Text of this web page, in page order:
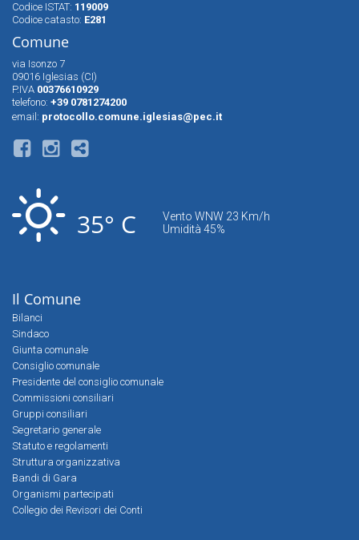
Codice ISTAT: 119009
Codice catasto: E281
Comune
via Isonzo 7
09016 Iglesias (CI)
P.IVA 00376610929
telefono: +39 0781274200
email: protocollo.comune.iglesias@pec.it
35° C
Vento WNW 23 Km/h
Umidità 45%
Il Comune
Bilanci
Sindaco
Giunta comunale
Consiglio comunale
Presidente del consiglio comunale
Commissioni consiliari
Gruppi consiliari
Segretario generale
Statuto e regolamenti
Struttura organizzativa
Bandi di Gara
Organismi partecipati
Collegio dei Revisori dei Conti